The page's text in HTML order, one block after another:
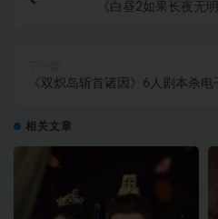
《白昼2如果长夜无
《双炽岛斩首诸因》6人剧本杀
相关文章